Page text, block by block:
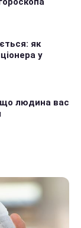
як
у
що людина вас